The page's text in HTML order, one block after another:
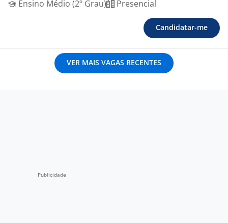
Ensino Médio (2º Grau)
Presencial
Candidatar-me
VER MAIS VAGAS RECENTES